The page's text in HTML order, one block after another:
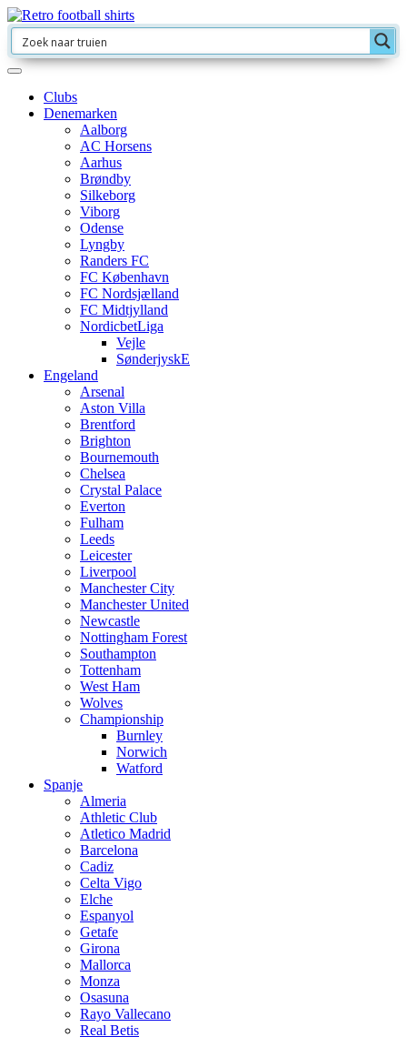
Clubs
Denemarken
Aalborg
AC Horsens
Aarhus
Brøndby
Silkeborg
Viborg
Odense
Lyngby
Randers FC
FC København
FC Nordsjælland
FC Midtjylland
NordicbetLiga
Vejle
SønderjyskE
Engeland
Arsenal
Aston Villa
Brentford
Brighton
Bournemouth
Chelsea
Crystal Palace
Everton
Fulham
Leeds
Leicester
Liverpool
Manchester City
Manchester United
Newcastle
Nottingham Forest
Southampton
Tottenham
West Ham
Wolves
Championship
Burnley
Norwich
Watford
Spanje
Almeria
Athletic Club
Atletico Madrid
Barcelona
Cadiz
Celta Vigo
Elche
Espanyol
Getafe
Girona
Mallorca
Monza
Osasuna
Rayo Vallecano
Real Betis